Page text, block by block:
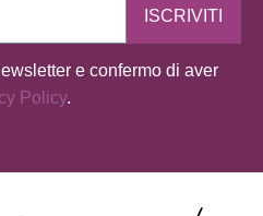
ISCRIVITI
e confermo di aver
Policy.